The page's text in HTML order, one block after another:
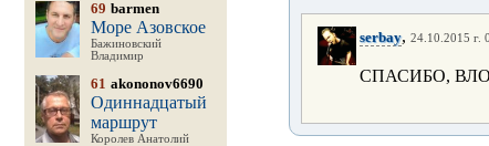
69 barmen
Море Азовское
Бажиновский
Владимир
61 akononov6690
Одиннадцатый
маршрут
Королев Анатолий
serbay, 24.10.2015 г.
СПАСИБО,